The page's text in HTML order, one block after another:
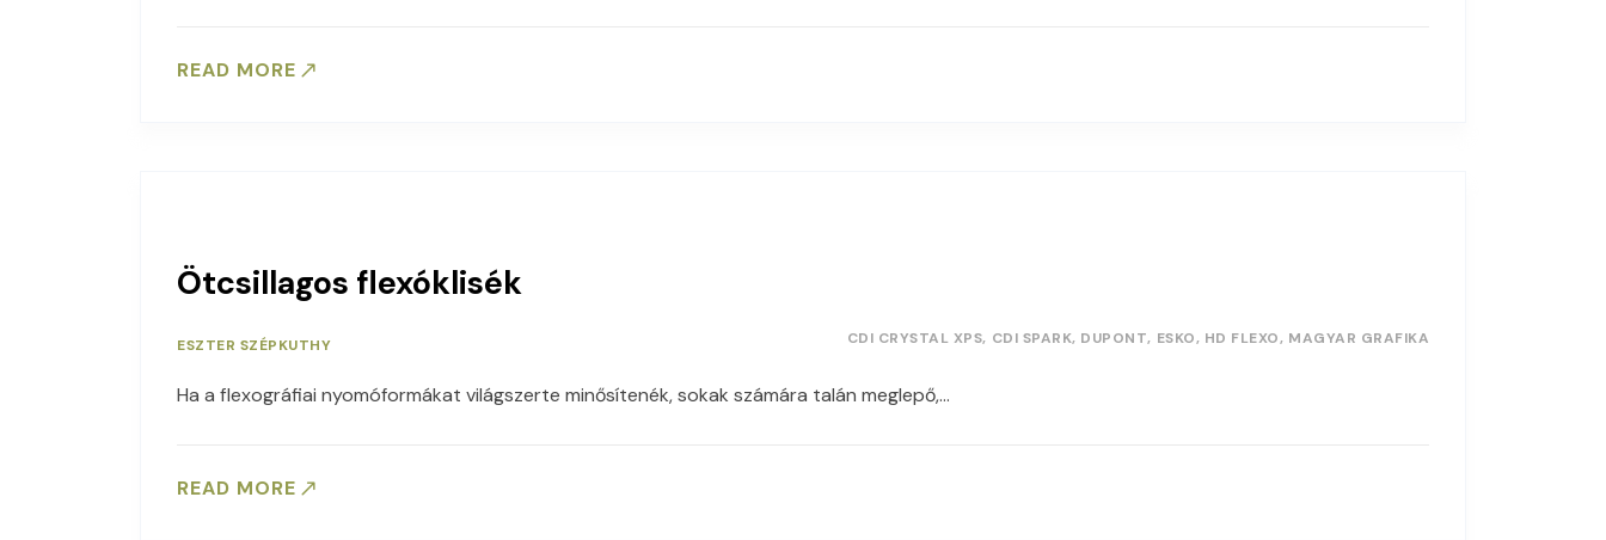
READ MORE
Ötcsillagos flexóklisék
ESZTER SZÉPKUTHY CDI CRYSTAL XPS CDI SPARK DUPONT ESKO HD FLEXO MAGYAR GRAFIKA
Ha a flexográfiai nyomóformákat világszerte minősítenék, sokak számára talán meglepő,…
READ MORE